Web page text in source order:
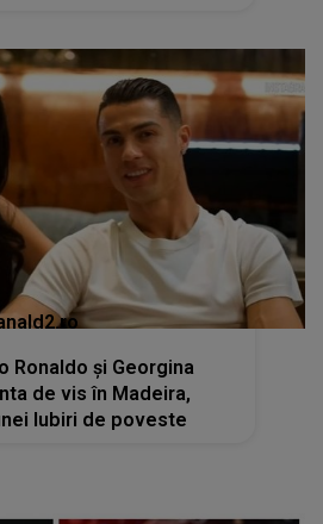
Ronaldo și Georgina
de vis în Madeira,
Iubiri de poveste